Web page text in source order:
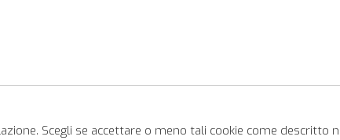
Scegli se accettare o meno tali cookie come descritto